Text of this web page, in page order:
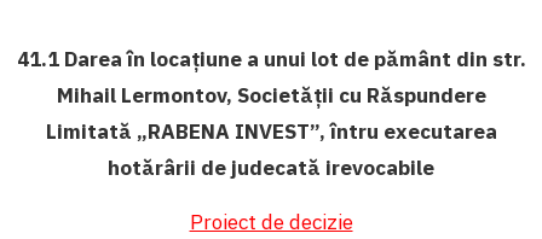
41.1 Darea în locațiune a unui lot de pământ din str.
Mihail Lermontov, Societății cu Răspundere
Limitată „RABENA INVEST”, întru executarea
hotărârii de judecată irevocabile
Proiect de decizie